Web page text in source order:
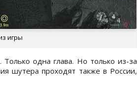
игры
одна глава. Но только из-за
шутера проходят также в России,